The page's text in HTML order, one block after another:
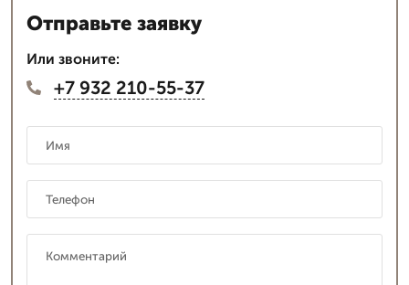
Отправьте заявку
Или звоните:
+7 932 210-55-37